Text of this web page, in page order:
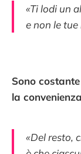
«Ti lodi un
e non le tue
Sono
la
«Del resto,